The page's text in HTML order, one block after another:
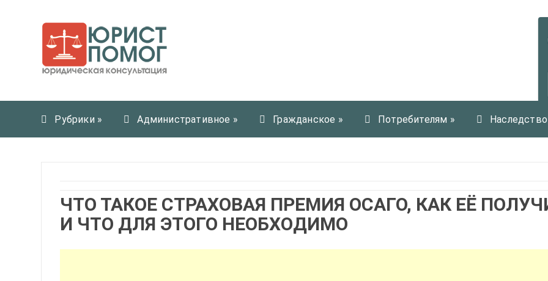
Рубрики » Административное » Гражданское » Потребителям » Наследство
ЧТО ТАКОЕ СТРАХОВАЯ ПРЕМИЯ ОСАГО, КАК ЕЁ
И ЧТО ДЛЯ ЭТОГО НЕОБХОДИМО